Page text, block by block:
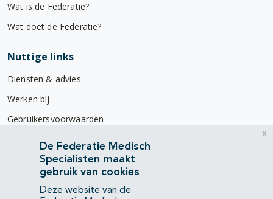
Wat is de Federatie?
Wat doet de Federatie?
Nuttige links
Diensten & advies
Werken bij
Gebruikersvoorwaarden
Privacyverklaring
Contact
Mercatorlaan 1200
De Federatie Medisch
Specialisten maakt
gebruik van cookies
Deze website van de
x